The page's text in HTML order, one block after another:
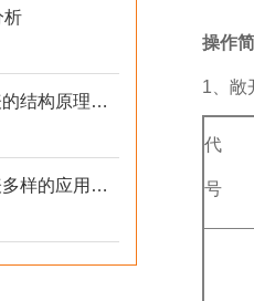
析
Y-100B/Z/MF隔膜压力表的结构原理和温度特性
Y-100B/Z/MF隔膜压力表多样的应用可能性和要注意的一些地方
操作
1、敞
代
号